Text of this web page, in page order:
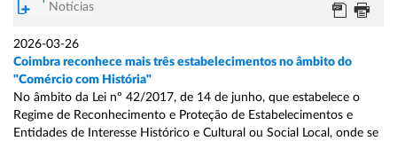
Notícias
2026-03-26
Coimbra reconhece mais três estabelecimentos no âmbito do
"Comércio com História"
No âmbito da Lei nº 42/2017, de 14 de junho, que estabelece o
Regime de Reconhecimento e Proteção de Estabelecimentos e
Entidades de Interesse Histórico e Cultural ou Social Local, onde se